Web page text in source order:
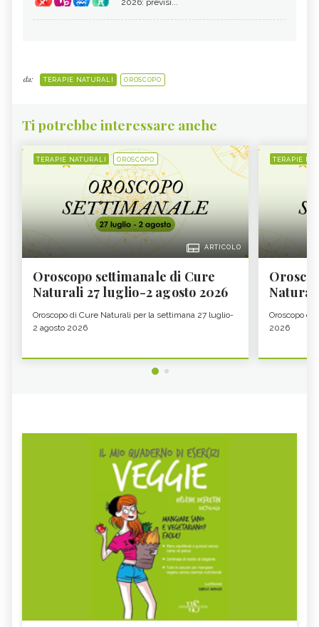
2026: previsi...
da: TERAPIE NATURALI OROSCOPO
Ti potrebbe interessare anche
TERAPIE NATURALI OROSCOPO
ARTICOLO
Oroscopo settimanale di Cure
Naturali 27 luglio-2 agosto 2026
Oroscopo di Cure Naturali per la settimana 27 luglio-
2 agosto 2026
TERAPIE
Oroscopo di
2026